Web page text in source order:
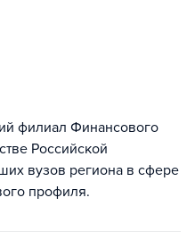
филиал Финансового
Российской
вузов региона в сфере
профиля.